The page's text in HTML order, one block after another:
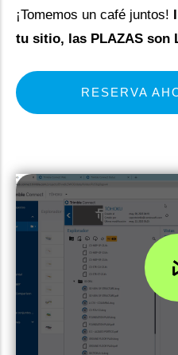
¡Tomemos un café juntos!
tu sitio, las PLAZAS son
RESERVA